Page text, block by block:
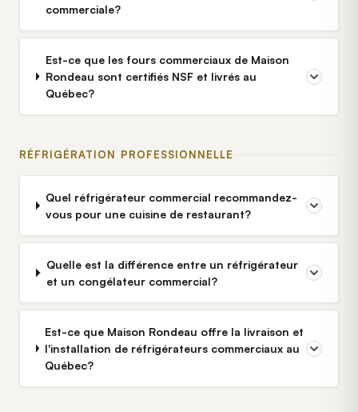
commerciale?
Est-ce que les fours commerciaux de Maison
Rondeau sont certifiés NSF et livrés au
Québec?
RÉFRIGÉRATION PROFESSIONNELLE
Quel réfrigérateur commercial recommandez-
vous pour une cuisine de restaurant?
Quelle est la différence entre un réfrigérateur
et un congélateur commercial?
Est-ce que Maison Rondeau offre la livraison et
l'installation de réfrigérateurs commerciaux au
Québec?